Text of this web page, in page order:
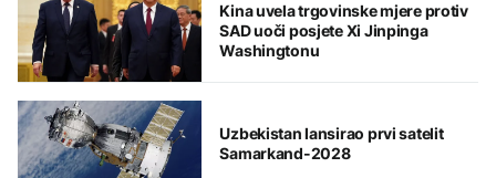
Kina uvela trgovinske mjere protiv
SAD uoči posjete Xi Jinpinga
Washingtonu
Uzbekistan lansirao prvi satelit
Samarkand-2028